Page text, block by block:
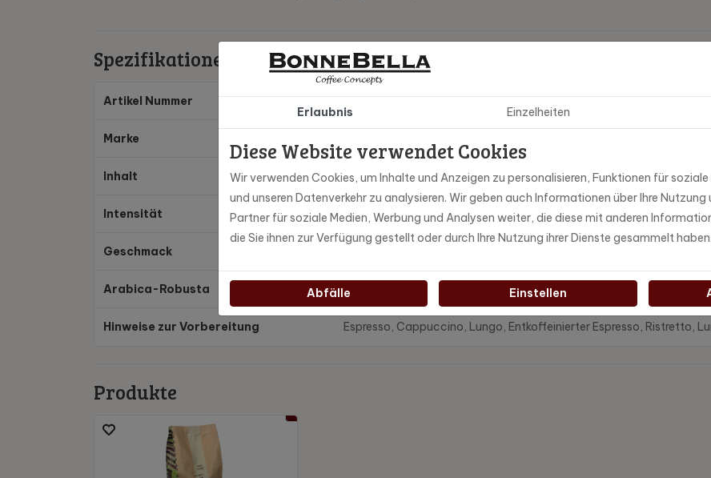
Spezifikationen
Artikel Nummer
Marke
Inhalt 1 kg
Intensität Voll & reichhaltig
Geschmack
Arabica-Robusta 100% Arabica
Hinweise zur Vorbereitung Espresso, Cappuccino, Lungo, Entkoffeinierter Espresso, Ristretto,
Produkte
Erlaubnis Einzelheiten
Diese Website verwendet Cookies
Wir verwenden Cookies, um Inhalte und Anzeigen zu personalisieren, Funktionen für
und unseren Datenverkehr zu analysieren. Wir geben auch Informationen über Ihre Nutzung
Partner für soziale Medien, Werbung und Analysen weiter, die diese mit anderen
die Sie ihnen zur Verfügung gestellt oder durch Ihre Nutzung ihrer Dienste gesammelt haben.
Abfälle Einstellen